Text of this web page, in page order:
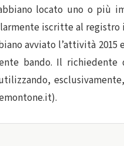
locato uno o più
iscritte al
avviato l’attività 2015
bando. Il richiedente